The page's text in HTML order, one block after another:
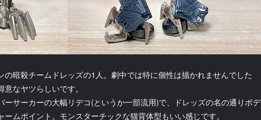
の暗殺チームドレッズの1人。劇中では特に個性は描かれませんでした
なヤツらしいです。
ーサーカーの大幅リデコ(というか一部流用)で、ドレッズの名の通りボデ
ムポイント。モンスターチックな猫背体型もいい感じです。